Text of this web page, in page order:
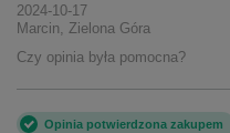
2024-10-17
Marcin, Zielona Góra
Czy opinia była pomocna?
Opinia potwierdzona zakupem